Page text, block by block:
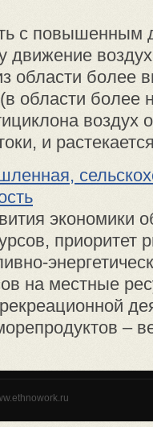
с повышенным
движение
области более
области более
воздух
и
экономики
приоритет
на местные
–